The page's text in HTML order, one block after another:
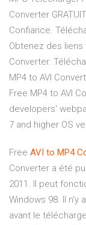
Converter
Confiance.
Obtenez des
Converter.
MP4 to AVI
Free MP4 to AVI
developers'
7 and higher OS
Free AVI to MP4
Converter a été
2011. Il peut
Windows 98. Il n'y
avant le